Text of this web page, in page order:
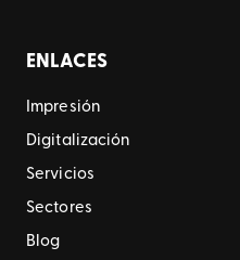
ENLACES
Impresión
Digitalización
Servicios
Sectores
Blog